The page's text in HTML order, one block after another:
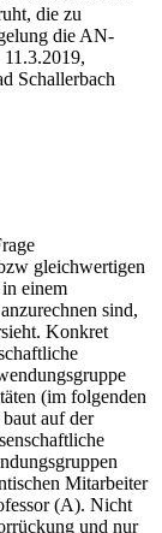
die zu
die AN-
11.3.2019,
Schallerbach
gleichwertigen
einem
sind,
Konkret
(im folgenden
auf der
Mitarbeiter
(A). Nicht
und nur